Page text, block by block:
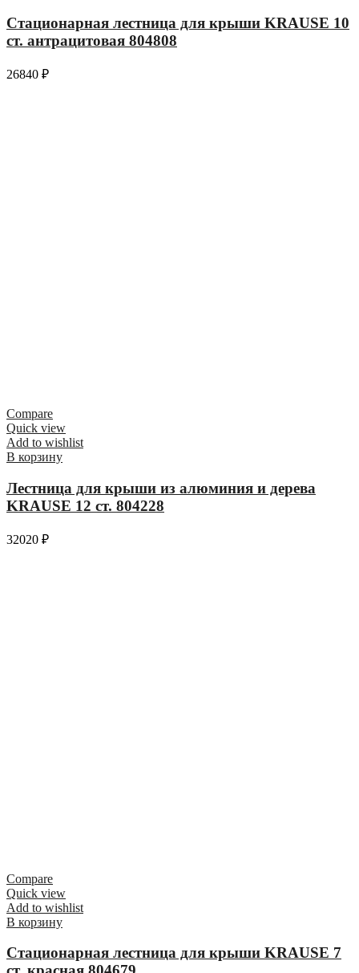
Стационарная лестница для крыши KRAUSE 10
ст. антрацитовая 804808
26840 ₽
Compare
Quick view
Add to wishlist
В корзину
Лестница для крыши из алюминия и дерева
KRAUSE 12 ст. 804228
32020 ₽
Compare
Quick view
Add to wishlist
В корзину
Стационарная лестница для крыши KRAUSE 7